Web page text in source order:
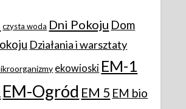
czysta woda Dni Pokoju Dom
Działania i warsztaty
ekowioski EM-1
EM-Ogród EM 5 EM bio